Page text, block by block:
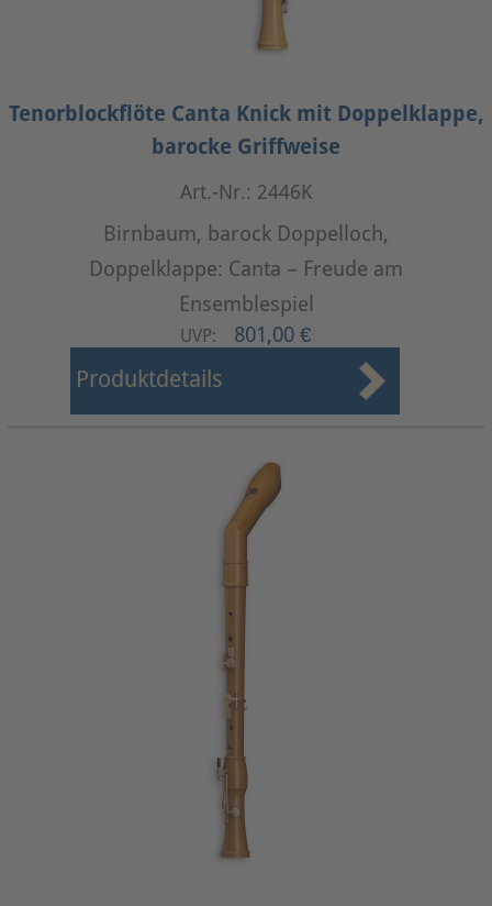
Tenorblockflöte Canta Knick mit Doppelklappe,
barocke Griffweise
Art.-Nr.: 2446K
Birnbaum, barock Doppelloch,
Doppelklappe: Canta – Freude am
Ensemblespiel
UVP: 801,00 €
Produktdetails